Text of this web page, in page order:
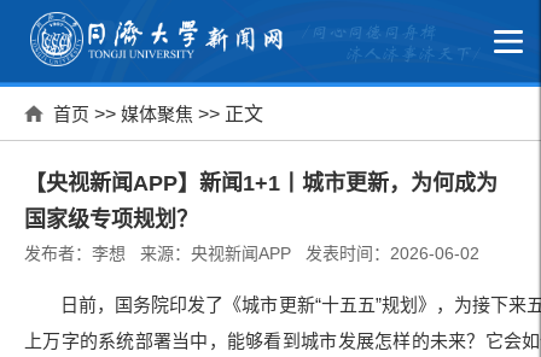
首页 >> 媒体聚焦 >> 正文
【央视新闻APP】新闻1+1丨城市更新，为何成为
国家级专项规划？
发布者：李想 来源：央视新闻APP 发表时间：2026-06-02
日前，国务院印发了《城市更新“十五五”规划》，为接下
上万字的系统部署当中，能够看到城市发展怎样的未来？它会